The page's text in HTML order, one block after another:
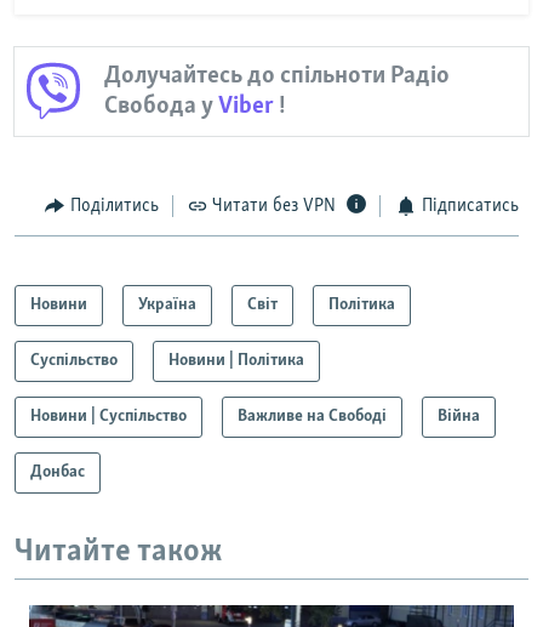
Долучайтесь до спільноти Радіо
Свобода уViber !
Поділитись Читати без VPN Підписатись
Новини Україна Світ Політика
Суспільство Новини | Політика
Новини | Суспільство Важливе на Свободі Війна
Донбас
Читайте також